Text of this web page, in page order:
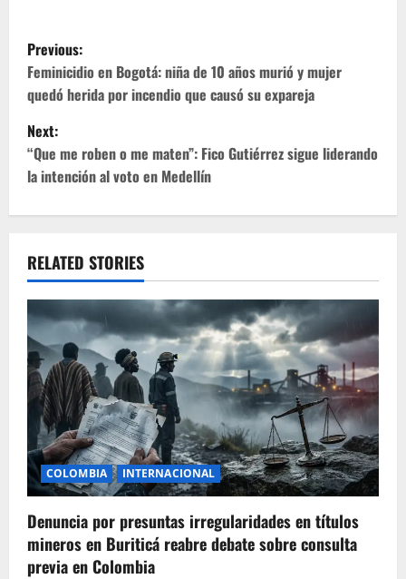
P
o
s
t
n
v
i
g
a
t
i
o
n
Previous:
Feminicidio en Bogotá: niña de 10 años murió y mujer
quedó herida por incendio que causó su expareja
Next:
“Que me roben o me maten”: Fico Gutiérrez sigue liderando
la intención al voto en Medellín
RELATED STORIES
COLOMBIA INTERNACIONAL
Denuncia por presuntas irregularidades en títulos
mineros en Buriticá reabre debate sobre consulta
previa en Colombia